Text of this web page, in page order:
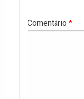
Comentário *